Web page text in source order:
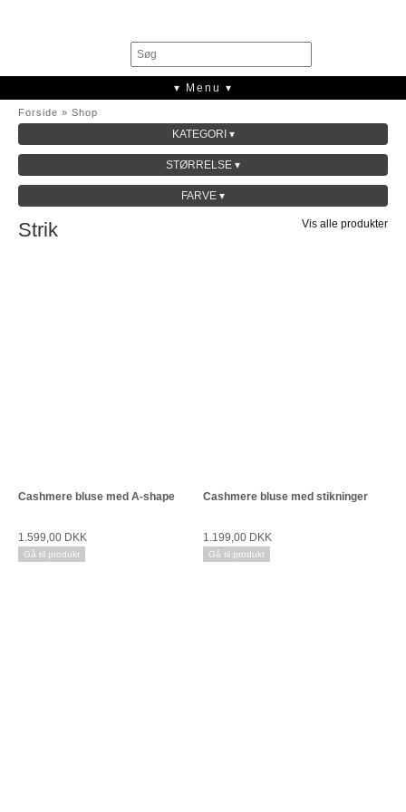
▾ Menu ▾
Forside » Shop
KATEGORI ▾
KOLLEKTION
STØRRELSE ▾
FARVE ▾
Vis alle produkter
Strik
Cashmere bluse med A-shape
1.599,00 DKK
Gå til produkt
Cashmere bluse med stikninger
1.199,00 DKK
Gå til produkt